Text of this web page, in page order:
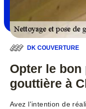
DK COUVERTURE
Opter le bon
gouttière à
Avez l'intention de